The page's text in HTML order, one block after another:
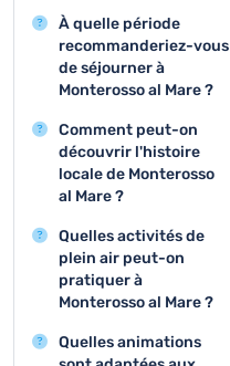
Monterosso al Mare
offre des sites
remarquables comme la
plage principale, l'église
Battista et le centre
historique avec ses
ruelles pittoresques. Le
village propose
points de vue
panoramiques sur la
mer Ligurienne.
À quelle période
recommanderiez-vous
de séjourner à
Monterosso al Mare ?
La période idéale pour
visiter Monterosso al
Mare se situe entre mai
et septembre, avec un
doux et des
températures parfaites
pour profiter des
activités extérieures et
Comment peut-on
découvrir l'histoire
locale de Monterosso
al Mare ?
Le musée local et les
visites guidées
permettent de
comprendre l'histoire de
Terre. Les monuments
historiques et
Quelles activités de
plein air peut-on
pratiquer à
Monterosso al Mare ?
Monterosso al Mare
propose de magnifiques
Quelles animations